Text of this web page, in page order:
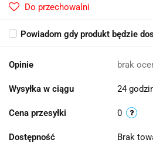
Do przechowalni
Powiadom gdy produkt będzie
Opinie brak
Wysyłka w ciągu 24
Cena przesyłki 0
Dostępność Brak